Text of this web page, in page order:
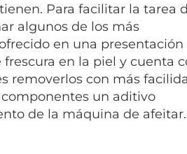
Para facilitar la tarea
algunos de los más
en una presentación
en la piel y cuenta
removerlos con más
un aditivo
de la máquina de afeitar.